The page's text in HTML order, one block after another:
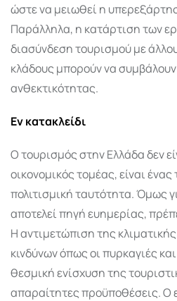
ώστε να μειωθεί η
Παράλληλα, η κατάρτιση των
διασύνδεση τουρισμού με
κλάδους μπορούν να
ανθεκτικότητας.
Εν κατακλείδι
Ο τουρισμός στην Ελλάδα δεν
οικονομικός τομέας, είναι
πολιτισμική ταυτότητα. Όμως
αποτελεί πηγή ευημερίας,
Η αντιμετώπιση της
κινδύνων όπως οι πυρκαγιές
θεσμική ενίσχυση της
απαραίτητες προϋποθέσεις. Ο